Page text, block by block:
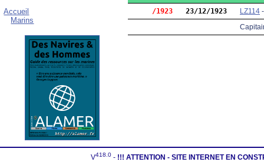
Accueil
Marins
     /1923
23/12/1923 LZ114
V418.0 - !!! ATTENTION - SITE INTERNET EN